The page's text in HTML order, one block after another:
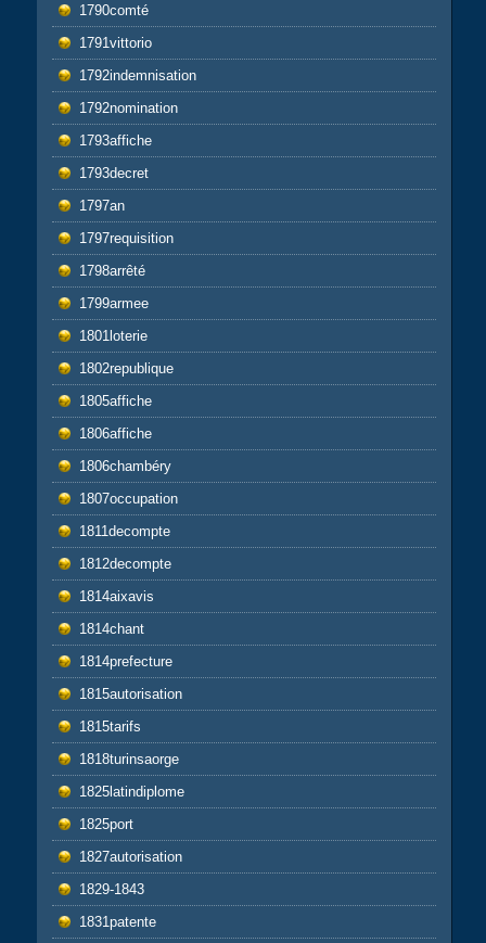
1790comté
1791vittorio
1792indemnisation
1792nomination
1793affiche
1793decret
1797an
1797requisition
1798arrêté
1799armee
1801loterie
1802republique
1805affiche
1806affiche
1806chambéry
1807occupation
1811decompte
1812decompte
1814aixavis
1814chant
1814prefecture
1815autorisation
1815tarifs
1818turinsaorge
1825latindiplome
1825port
1827autorisation
1829-1843
1831patente